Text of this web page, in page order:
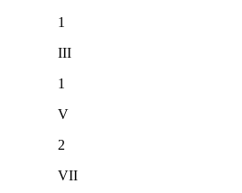
1
III
1
V
2
VII